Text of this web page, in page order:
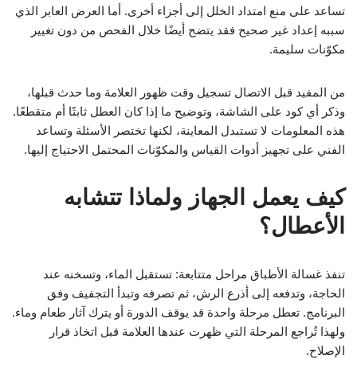
تساعد على منع امتداد الخلل إلى أجزاء أخرى. أما العرض العابر الذي
سببه إعداد غير صحيح فقد يتضح أيضًا خلال الفحص من دون تغيير
مكوّنات سليمة.
من المفيد قبل الاتصال تسجيل وقت ظهور العلامة وما حدث قبلها،
وذكر أي كود على الشاشة، وتوضيح ما إذا كان العطل ثابتًا أم متقطعًا.
هذه المعلومات لا تستبدل المعاينة، لكنها تختصر الأسئلة وتساعد
الفني على تجهيز أدوات القياس والمكوّنات المحتمل الاحتياج إليها.
كيف يعمل الجهاز ولماذا تتشابه
الأعطال؟
تنفذ غسالة الأطباق مراحل متتابعة: تستقبل الماء، وتسخنه عند
الحاجة، وتدفعه إلى أذرع الرش، ثم تصرفه وتبدأ التجفيف وفق
البرنامج. تعطل مرحلة واحدة قد يوقف الدورة أو يترك آثار طعام وماء.
ولهذا تُراجع المرحلة التي ظهرت عندها العلامة قبل اتخاذ قرار
الإصلاح.